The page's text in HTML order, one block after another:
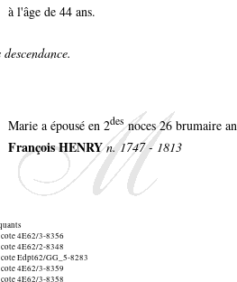
à l'âge de 44 ans.
descendance.
Marie a épousé en 2desnoces 26 brumaire
François HENRY n. 1747 - 1813
cote 4E62/3-8356
4E62/2-8348
cote Edpt62/GG_5-8283
4E62/3-8359
4E62/3-8358